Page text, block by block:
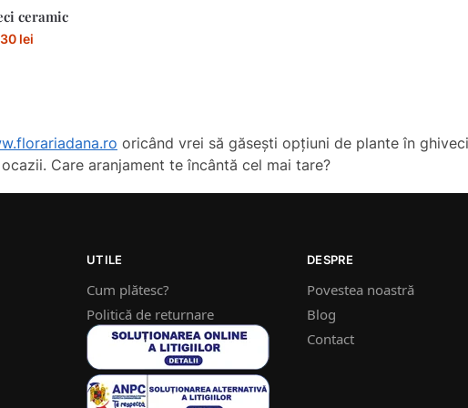
ceramic
lei
oricând vrei să găsești opțiuni de plante în
Care aranjament te încântă cel mai tare?
UTILE
Cum plătesc?
Politică de returnare
DESPRE
Povestea noastră
Blog
Contact